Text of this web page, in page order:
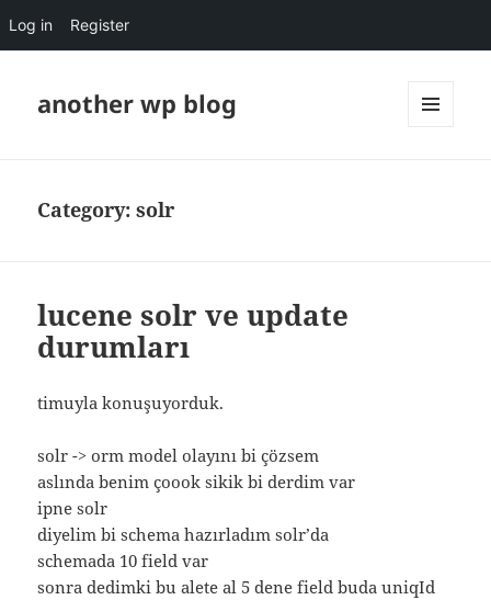
Log in Register
another wp blog
Category:solr
lucene solr ve update
durumları
timuyla konuşuyorduk.
solr -> orm model olayını bi çözsem
aslında benim çoook sikik bi derdim var
ipne solr
diyelim bi schema hazırladım solr’da
schemada 10 field var
sonra dedimki bu alete al 5 dene field buda uniqId